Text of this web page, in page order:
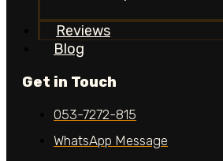
Reviews
Blog
Get in Touch
053-7272-815
WhatsApp Message